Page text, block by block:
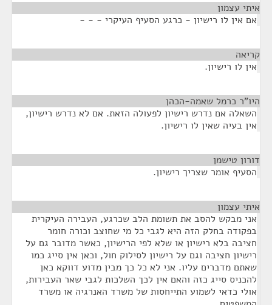
איתי עצמון
אם אין לו רישיון - כרגע הסעיף העיקרי - - -
קריאה
אין לו רישיון.
היו"ר כרמל שאמה-הכהן
השאלה אם נדרש רישיון לפעולה הזאת. אם לא נדרש רישיון,
אין בעיה שאין לו רישיון.
דורון טישמן
הסעיף אומר שצריך רישיון.
איתי עצמון
אני מבקש להסב את תשומת הלב שכרגע, העבירה העיקרית
בפקודה בחלק הזה היא לגבי כל מי שחוצב וכורה חומר
חציבה בלא רישיון או שלא לפי הרישיון, כאשר מדובר גם על
רישיון חציבה וגם על רישיון לסילוק חול, וכאן אין סייג כמו
שאתם מדברים עליו. אני לא כל כך מבין מדוע דווקא כאן
להכניס סייג כזה והאם אין לכך השלכות לגבי שאר העבירות,
אולי כדאי לשמוע התייחסות של משרד האנרגיה או משרד